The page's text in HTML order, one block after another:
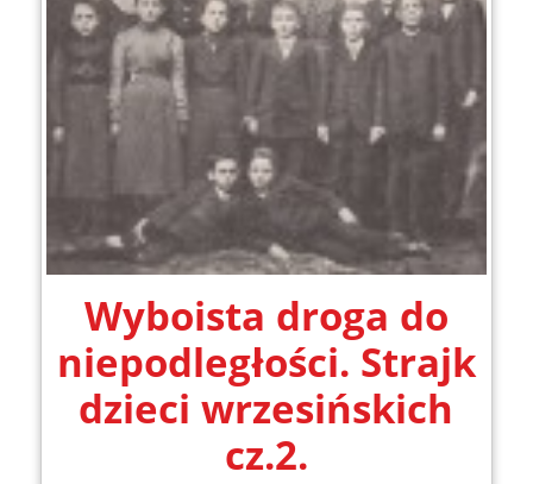
Wyboista droga do
niepodległości. Strajk
dzieci wrzesińskich
cz.2.